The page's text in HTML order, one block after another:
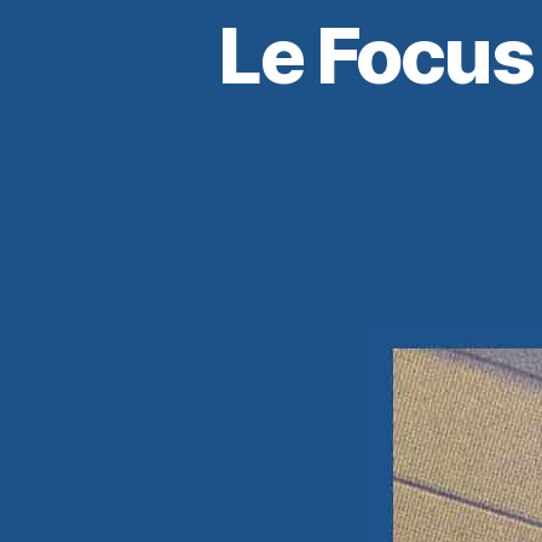
Le